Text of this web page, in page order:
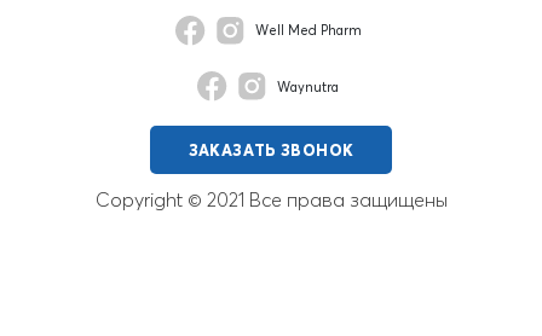
Well Med Pharm
Waynutra
ЗАКАЗАТЬ ЗВОНОК
Copyright © 2021 Все права защищены